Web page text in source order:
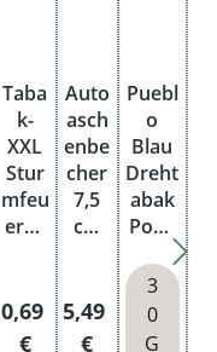
Taba
k-
XXL
Stur
mfeu
erze
Flam
me
Regulärer Preis:
0,69
€
Auto
asch
enbe
cher
7,5
cm
sser
x 9,5
Regulärer
5,49
€
Puebl
o
Blau
Dreht
abak
Pouc
3
0
G